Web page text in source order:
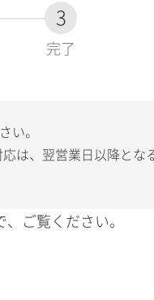
3
完了
い。
は、翌営業日以降とな
ご覧ください。